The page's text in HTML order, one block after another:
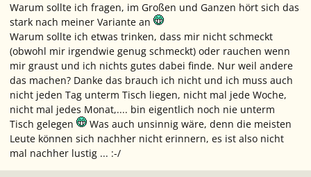
Warum sollte ich fragen, im Großen und Ganzen hört sich das
stark nach meiner Variante an
Warum sollte ich etwas trinken, dass mir nicht schmeckt
(obwohl mir irgendwie genug schmeckt) oder rauchen wenn
mir graust und ich nichts gutes dabei finde. Nur weil andere
das machen? Danke das brauch ich nicht und ich muss auch
nicht jeden Tag unterm Tisch liegen, nicht mal jede Woche,
nicht mal jedes Monat,.... bin eigentlich noch nie unterm
Tisch gelegen
Was auch unsinnig wäre, denn die meisten
Leute können sich nachher nicht erinnern, es ist also nicht
mal nachher lustig ... :-/